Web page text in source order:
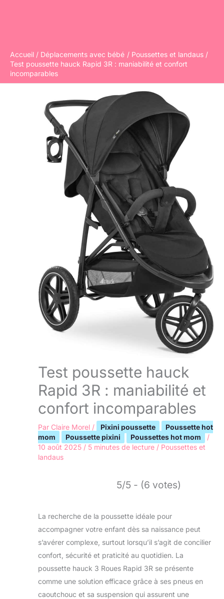
Accueil Déplacements avec bébé
Poussettes et landaus
Test poussette hauck Rapid 3R : maniabilité et confort
incomparables
Test poussette hauck
Rapid 3R : maniabilité et
confort incomparables
Par Claire Morel / Pixini poussette
Poussette hot
mom
Poussette pixini Poussettes hot mom
/
10 août 2025 / 5 minutes de lecture / Poussettes et
landaus
5/5 - (6 votes)
La recherche de la poussette idéale pour
accompagner votre enfant dès sa naissance peut
s’avérer complexe, surtout lorsqu’il s’agit de concilier
confort, sécurité et praticité au quotidien. La
poussette hauck 3 Roues Rapid 3R se présente
comme une solution efficace grâce à ses pneus en
caoutchouc et sa suspension qui assurent une